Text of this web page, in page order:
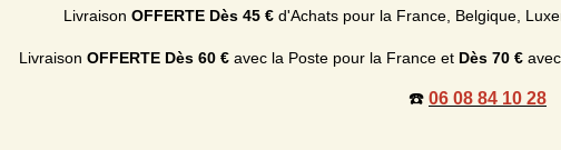
Livraison OFFERTE Dès 45 €d'Achats pour la France, Belgique,
Livraison OFFERTE Dès 60 € avec la Poste pour la France et Dès 70 € avec
☎️ 06 08 84 10 28